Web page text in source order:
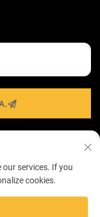
- Политика за
our services. If you
cookies.